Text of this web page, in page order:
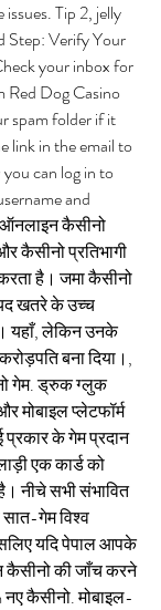
Tip 2, jelly
Verify Your
your inbox for
Red Dog Casino
spam folder if it
link in the email to
can log in to
and
ऑनलाइन कैसीनो
कैसीनो प्रतिभागी
है। जमा कैसीनो
खतरे के उच्च
यहाँ, लेकिन उनके
बना दिया।,
गेम. ड्रुक ग्लुक
मोबाइल प्लेटफॉर्म
के गेम प्रदान
एक कार्ड को
नीचे सभी संभावित
गेम विश्व
यदि पेपाल आपके
कैसीनो की जाँच करने
कैसीनो. मोबाइल-